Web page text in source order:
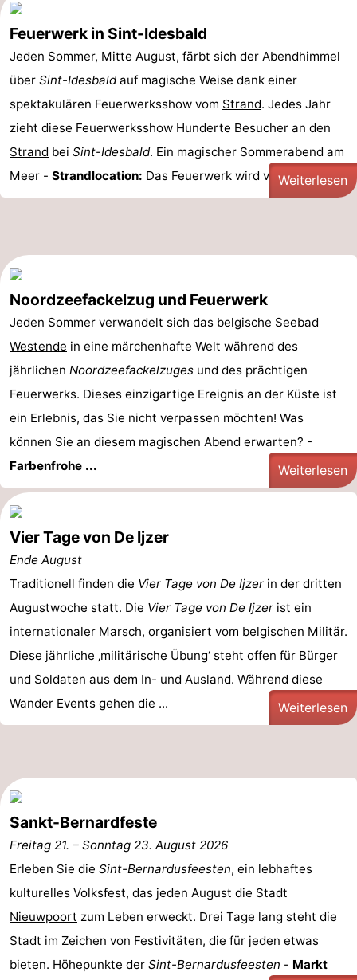
Bauernhöfe
-
Spielplätze
-
Indoor-
Spielplätze
-
Minigolfplätze
Wellness-
Zentren
Dörfer
&
Natur
-
Schwimmbader
-
Radfahren
-
Wandern
-
Reiten
-
Golfplatze
-
Surfen
Essen
und
trinken
Veranstaltungen
Praktisch
Forum
Route
-
Parken
-
Westflandern
-
Brügge
-
Gent
-
Ypern
Die
Küste
-
Feuerwerk in Sint-Idesbald
Jeden Sommer, Mitte August, färbt sich der Abendhimmel
über Sint-Idesbaldauf magische Weise dank einer
spektakulären Feuerwerksshow vom Strand. Jedes Jahr
zieht diese Feuerwerksshow Hunderte Besucher an den
Strand bei Sint-Idesbald. Ein magischer Sommerabend am
Meer - Strandlocation: Das Feuerwerk wird vomStrand ...
Weiterlesen
Noordzeefackelzug und Feuerwerk
Jeden Sommer verwandelt sich das belgische Seebad
Westende in eine märchenhafte Welt während des
jährlichen Noordzeefackelzuges und des prächtigen
Feuerwerks. Dieses einzigartige Ereignis an der Küste ist
ein Erlebnis, das Sie nicht verpassen möchten! Was
können Sie an diesem magischen Abend erwarten? -
Farbenfrohe ...
Weiterlesen
Vier Tage von De Ijzer
Ende August
Traditionell finden die Vier Tage von De Ijzer in der dritten
Augustwoche statt. Die Vier Tage von De Ijzer ist ein
internationaler Marsch, organisiert vom belgischen Militär.
Diese jährliche ‚militärische Übung‘ steht offen für Bürger
und Soldaten aus dem In- und Ausland. Während diese
Wander Events gehen die ...
Weiterlesen
Sankt-Bernardfeste
Freitag 21. – Sonntag 23. August 2026
Erleben Sie die Sint-Bernardusfeesten, ein lebhaftes
kulturelles Volksfest, das jeden August die Stadt
Nieuwpoort zum Leben erweckt. Drei Tage lang steht die
Stadt im Zeichen von Festivitäten, die für jeden etwas
bieten. Höhepunkte der Sint-Bernardusfeesten - Markt